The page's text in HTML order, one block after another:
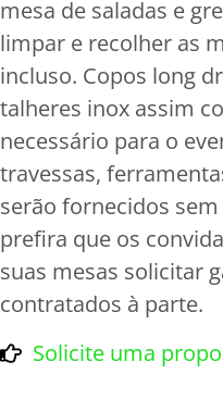
mesa de saladas e
limpar e recolher as
incluso. Copos long
talheres inox assim
necessário para o
travessas,
serão fornecidos
prefira que os
suas mesas solicitar
contratados à parte.
Solicite uma